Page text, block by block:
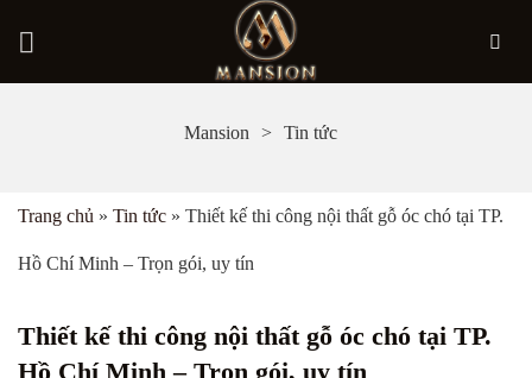
Mansion Tin tức
Trang chủ » Tin tức » Thiết kế thi công nội thất gỗ óc chó tại TP.
Hồ Chí Minh – Trọn gói, uy tín
Thiết kế thi công nội thất gỗ óc chó tại TP.
Hồ Chí Minh – Trọn gói, uy tín